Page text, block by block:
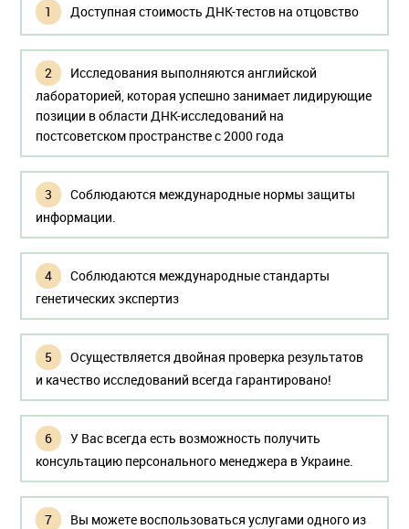
Доступная стоимость ДНК-тестов на отцовство
Исследования выполняются английской
лабораторией, которая успешно занимает лидирующие
позиции в области ДНК-исследований на
постсоветском пространстве с 2000 года
Соблюдаются международные нормы защиты
информации.
Соблюдаются международные стандарты
генетических экспертиз
Осуществляется двойная проверка результатов
и качество исследований всегда гарантировано!
У Вас всегда есть возможность получить
консультацию персонального менеджера в Украине.
Вы можете воспользоваться услугами одного из